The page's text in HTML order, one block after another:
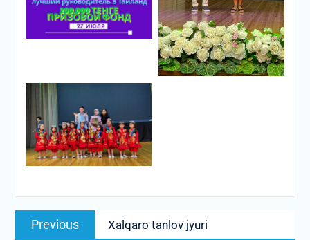
Post
menyusi
Previous
Previous
post:
Xalqaro tanlov jyuri